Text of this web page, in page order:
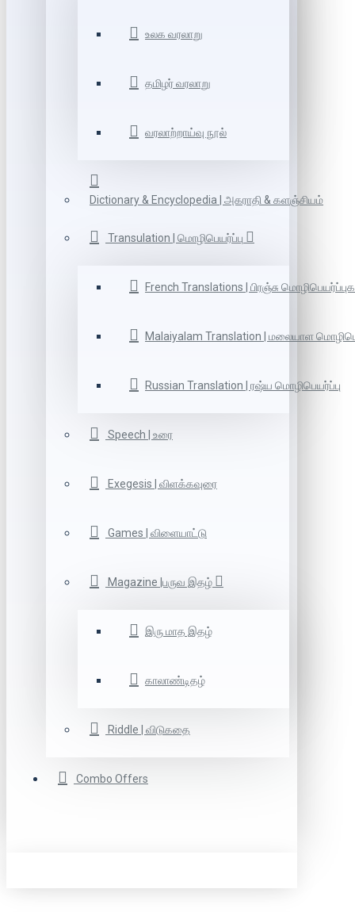
உலக வரலாறு
தமிழர் வரலாறு
வரலாற்றாய்வு நூல்
Dictionary & Encyclopedia | அகராதி & களஞ்சியம்
Transulation | மொழிபெயர்ப்பு
French Translations | பிரஞ்சு
Malaiyalam Translation | மலையாள
Russian Translation | ரஷ்ய மொழிபெயர்ப்பு
Speech | உரை
Exegesis | விளக்கவுரை
Games | விளையாட்டு
Magazine |பருவ இதழ்
இரு மாத இதழ்
காலாண்டிதழ்
Riddle | விடுகதை
Combo Offers